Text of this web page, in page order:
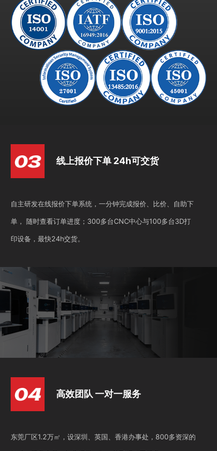
线上报价下单 24h可交货
自主研发在线报价下单系统，一分钟完成报价、比价、自助下
单， 随时查看订单进度；300多台CNC中心与100多台3D打
印设备，最快24h交货。
高效团队 一对一服务
东莞厂区1.2万㎡，设深圳、英国、香港办事处，800多资深的